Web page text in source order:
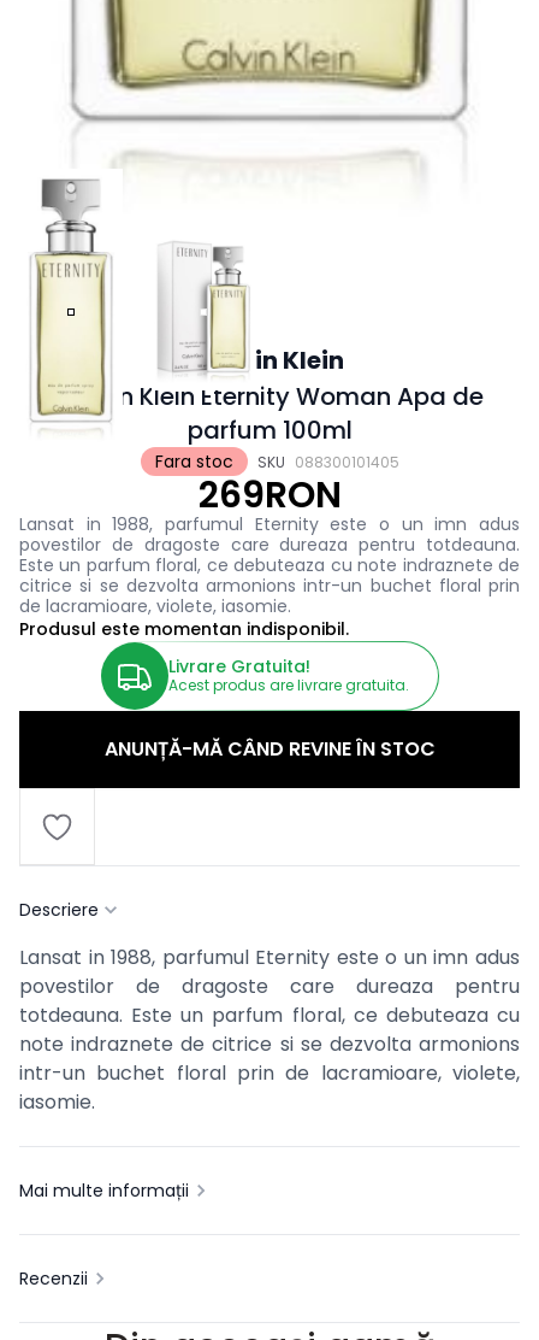
Fara stoc SKU 088300101405
Calvin Klein
Calvin Klein Eternity Woman Apa de
parfum 100ml
269RON
Lansat in 1988, parfumul Eternity este o un imn adus
povestilor de dragoste care dureaza pentru totdeauna.
Este un parfum floral, ce debuteaza cu note indraznete de
citrice si se dezvolta armonions intr-un buchet floral prin
de lacramioare, violete, iasomie.
Produsul este momentan indisponibil.
Livrare Gratuita!
Acest produs are livrare gratuita.
ANUNȚĂ-MĂ CÂND REVINE ÎN STOC
Descriere
Lansat in 1988, parfumul Eternity este o un imn adus
povestilor de dragoste care dureaza pentru
totdeauna. Este un parfum floral, ce debuteaza cu
note indraznete de citrice si se dezvolta armonions
intr-un buchet floral prin de lacramioare, violete,
iasomie.
Mai multe informații
Recenzii